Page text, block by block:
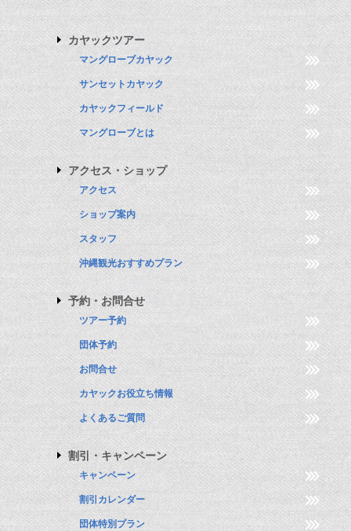
カヤックツアー
マングローブカヤック
サンセットカヤック
カヤックフィールド
マングローブとは
アクセス・ショップ
アクセス
ショップ案内
スタッフ
沖縄観光おすすめプラン
予約・お問合せ
ツアー予約
団体予約
お問合せ
カヤックお役立ち情報
よくあるご質問
割引・キャンペーン
キャンペーン
割引カレンダー
団体特別プラン